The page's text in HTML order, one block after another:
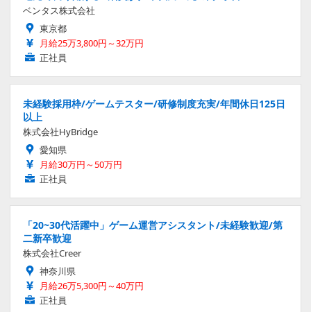
ベンタス株式会社
東京都
月給25万3,800円～32万円
正社員
未経験採用枠/ゲームテスター/研修制度充実/年間休日125日
以上
株式会社HyBridge
愛知県
月給30万円～50万円
正社員
「20~30代活躍中」ゲーム運営アシスタント/未経験歓迎/第
二新卒歓迎
株式会社Creer
神奈川県
月給26万5,300円～40万円
正社員